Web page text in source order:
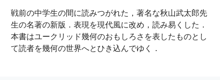
戦前の中学生の間に読みつがれた，著名な秋山武太郎先
生の名著の新版．表現を現代風に改め，読み易くした．
本書はユークリッド幾何のおもしろさを表したものとし
て読者を幾何の世界へとひき込んでゆく．